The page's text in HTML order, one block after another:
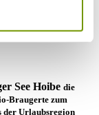
See Hoibe die
Braugerte zum
Urlaubsregion